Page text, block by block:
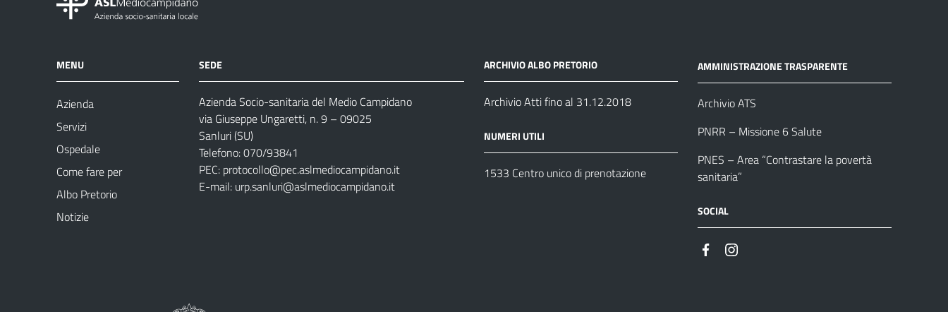
MENU
Azienda
Servizi
Ospedale
Come fare per
Albo Pretorio
Notizie
SEDE
Azienda Socio-sanitaria del Medio Campidano
via Giuseppe Ungaretti, n. 9 – 09025
Sanluri (SU)
Telefono: 070/93841
PEC: protocollo@pec.aslmediocampidano.it
E-mail: urp.sanluri@aslmediocampidano.it
ARCHIVIO ALBO PRETORIO
Archivio Atti fino al 31.12.2018
NUMERI UTILI
1533 Centro unico di prenotazione
AMMINISTRAZIONE TRASPARENTE
Archivio ATS
PNRR – Missione 6 Salute
PNES – Area “Contrastare la povertà
sanitaria”
SOCIAL